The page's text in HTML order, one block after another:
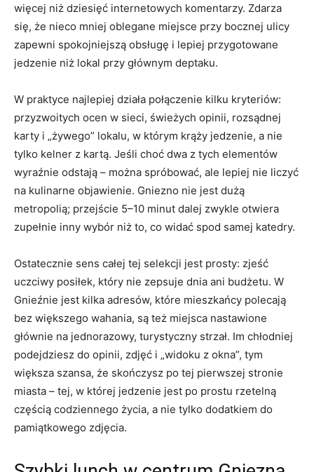
więcej niż dziesięć internetowych komentarzy. Zdarza
się, że nieco mniej oblegane miejsce przy bocznej ulicy
zapewni spokojniejszą obsługę i lepiej przygotowane
jedzenie niż lokal przy głównym deptaku.
W praktyce najlepiej działa połączenie kilku kryteriów:
przyzwoitych ocen w sieci, świeżych opinii, rozsądnej
karty i „żywego” lokalu, w którym krąży jedzenie, a nie
tylko kelner z kartą. Jeśli choć dwa z tych elementów
wyraźnie odstają – można spróbować, ale lepiej nie liczyć
na kulinarne objawienie. Gniezno nie jest dużą
metropolią; przejście 5–10 minut dalej zwykle otwiera
zupełnie inny wybór niż to, co widać spod samej katedry.
Ostatecznie sens całej tej selekcji jest prosty: zjeść
uczciwy posiłek, który nie zepsuje dnia ani budżetu. W
Gnieźnie jest kilka adresów, które mieszkańcy polecają
bez większego wahania, są też miejsca nastawione
głównie na jednorazowy, turystyczny strzał. Im chłodniej
podejdziesz do opinii, zdjęć i „widoku z okna”, tym
większa szansa, że skończysz po tej pierwszej stronie
miasta – tej, w której jedzenie jest po prostu rzetelną
częścią codziennego życia, a nie tylko dodatkiem do
pamiątkowego zdjęcia.